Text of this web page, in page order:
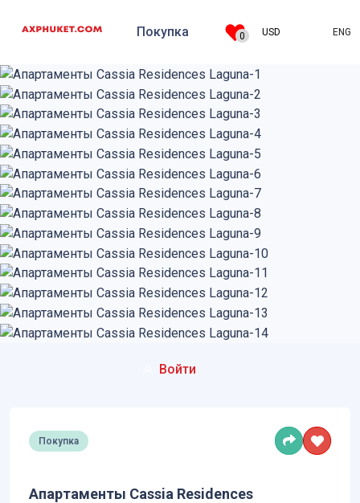
Покупка
Аренда
Добавить на
сайт
О компании
Регистрация
Войти
0 USD ENG
Покупка
Апартаменты Cassia Residences